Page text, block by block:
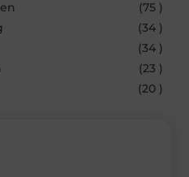
(75 )
(34 )
(34 )
(23 )
(20 )